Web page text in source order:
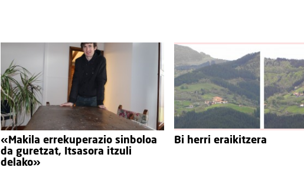
«Makila errekuperazio sinboloa
da guretzat, Itsasora itzuli
delako»
Bi herri eraikitzera